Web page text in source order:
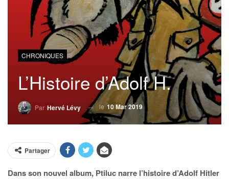
CHRONIQUES
L’Histoire d’Adolf H.
Par Hervé Lévy le 10 Mar 2019
Partager
Dans son nouvel album, Ptiluc narre l’histoire d’Adolf Hitler